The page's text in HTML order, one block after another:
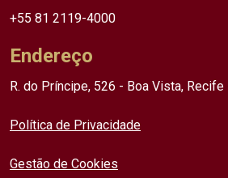
+55 81 2119-4000
Endereço
R. do Príncipe, 526 - Boa Vista,
Política de Privacidade
Gestão de Cookies